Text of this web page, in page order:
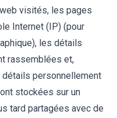
visités, les pages
Internet (IP) (pour
les détails
rassemblées et,
personnellement
stockées sur un
tard partagées avec de